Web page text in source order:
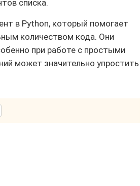
списка.
в Python, который помогает
количеством кода. Они
при работе с простыми
может значительно упростить